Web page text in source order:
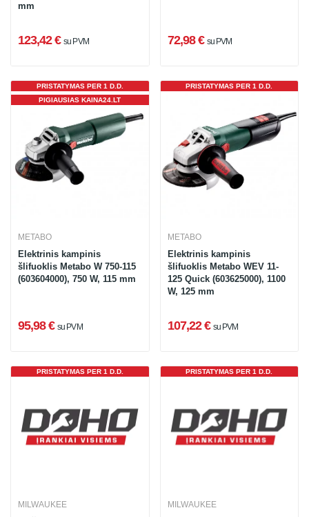
mm
123,42 € su PVM 72,98 € su PVM
PIGIAUSIAS KAINA24.LT
PRISTATYMAS PER 1 D.D.
METABO
Elektrinis kampinis
šlifuoklis Metabo W 750-115
(603604000), 750 W, 115 mm
95,98 € su PVM
PRISTATYMAS PER 1 D.D.
METABO
Elektrinis kampinis
šlifuoklis Metabo WEV 11-
125 Quick (603625000), 1100
W, 125 mm
107,22 € su PVM
PRISTATYMAS PER 1 D.D.
MILWAUKEE
PRISTATYMAS PER 1 D.D.
MILWAUKEE